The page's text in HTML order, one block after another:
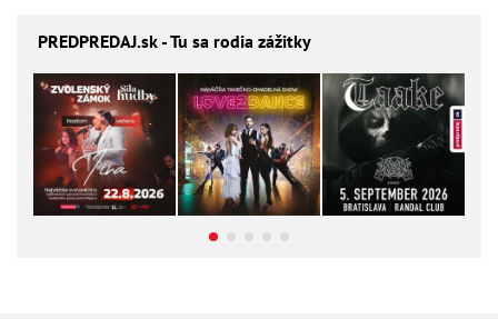
PREDPREDAJ.sk - Tu sa rodia zážitky